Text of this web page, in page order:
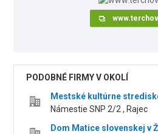
PODOBNÉ FIRMY V OKOLÍ
Mestské kultúrne
Námestie SNP 2/2 , Rajec
Dom Matice slovenskej v